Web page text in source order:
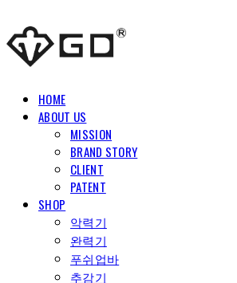
HOME
ABOUT US
MISSION
BRAND STORY
CLIENT
PATENT
SHOP
악력기
완력기
푸쉬업바
추감기